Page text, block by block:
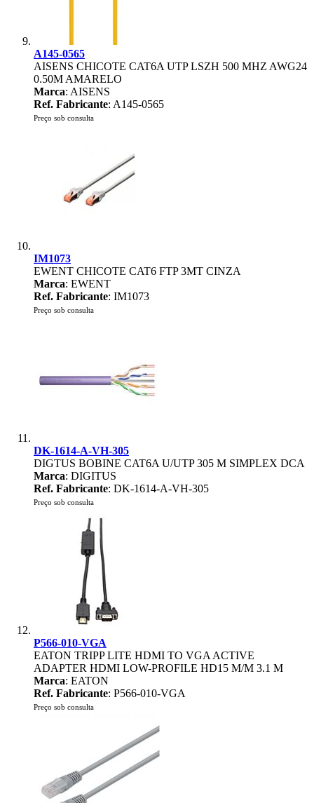
A145-0565
AISENS CHICOTE CAT6A UTP LSZH 500 MHZ AWG24
0.50M AMARELO
Marca: AISENS
Ref. Fabricante: A145-0565
Preço sob consulta
IM1073
EWENT CHICOTE CAT6 FTP 3MT CINZA
Marca: EWENT
Ref. Fabricante: IM1073
Preço sob consulta
DK-1614-A-VH-305
DIGTUS BOBINE CAT6A U/UTP 305 M SIMPLEX DCA
Marca: DIGITUS
Ref. Fabricante: DK-1614-A-VH-305
Preço sob consulta
P566-010-VGA
EATON TRIPP LITE HDMI TO VGA ACTIVE
ADAPTER HDMI LOW-PROFILE HD15 M/M 3.1 M
Marca: EATON
Ref. Fabricante: P566-010-VGA
Preço sob consulta